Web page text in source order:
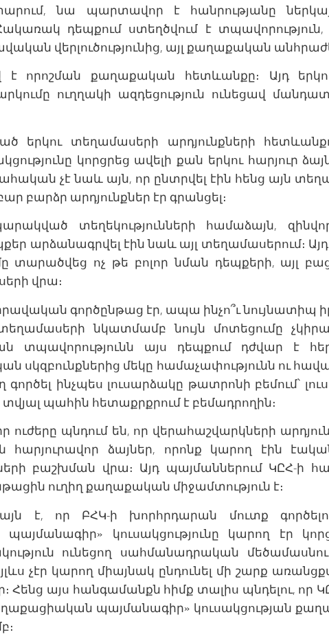
նա պարտավոր է հանրությանը
դեպքում ստեղծվում է տպավորություն,
վերլուծությունից, այլ քաղաքական
է որոշման քաղաքական հետևանքը։ Այդ
ուղղակի ազդեցություն ունեցավ
երկու տեղամասերի արդյունքների
կորցրեց ավելի քան երկու հարյուր
չէ նաև այն, որ ընտրվել էին հենց այն
բարձր արդյունքներ էր գրանցել։
տեղեկությունների համաձայն,
արձանագրվել էին նաև այլ տեղամասերում։
տարածվեց ոչ թե բոլոր նման դեպքերի, այլ
վրա։
գործընթաց էր, ապա ինչո՞ւ նույնատիպ
նկատմամբ նույն մոտեցումը
տպավորությունն այս դեպքում դժվար է
սկզբունքներից մեկը համաչափությունն ու
գործել ինչպես լուսարձակը թատրոնի բեմում՝
պահին հետաքրքրում է բեմադրողին։
ուժերը պնդում են, որ վերահաշվարկների
հարյուրավոր ձայներ, որոնք կարող էին
բաշխման վրա։ Այդ պայմաններում ԿԸՀ-ի
ուղիղ քաղաքական միջամտություն է։
այն է, որ ԲՀԿ-ի խորհրդարան մուտք
կուսակցությունը կարող էր
ունեցող սահմանադրական
չէր կարող միայնակ ընդունել մի շարք
Հենց այս հանգամանքն հիմք տալիս պնդելու, որ
պայմանագիր» կուսակցության